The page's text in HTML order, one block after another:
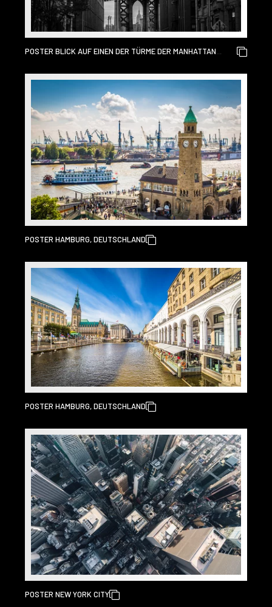
POSTER BLICK AUF EINEN DER TÜRME DER MANHATTAN
ROOKLYN, NYC SCHWARZ UND WEISS
POSTER HAMBURG, DEUTSCHLAND
POSTER HAMBURG, DEUTSCHLAND
POSTER NEW YORK CITY